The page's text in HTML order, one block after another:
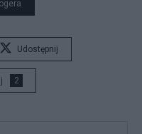
Udostępnij
2